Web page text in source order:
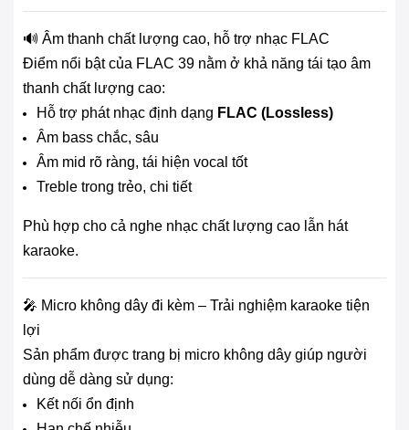
🔊 Âm thanh chất lượng cao, hỗ trợ nhạc FLAC
Điểm nổi bật của FLAC 39 nằm ở khả năng tái tạo âm
thanh chất lượng cao:
Hỗ trợ phát nhạc định dạng FLAC (Lossless)
Âm bass chắc, sâu
Âm mid rõ ràng, tái hiện vocal tốt
Treble trong trẻo, chi tiết
Phù hợp cho cả nghe nhạc chất lượng cao lẫn hát
karaoke.
🎤 Micro không dây đi kèm – Trải nghiệm karaoke tiện
lợi
Sản phẩm được trang bị micro không dây giúp người
dùng dễ dàng sử dụng:
Kết nối ổn định